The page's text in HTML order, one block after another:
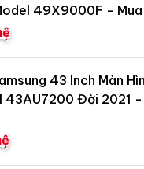
49X9000F -
43 Inch Màn
43AU7200 Đời 2021 -